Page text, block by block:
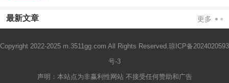
最新文章 更多
Copyright 2022-2025 m.3511gg.com All Rights Reserved. 琼ICP备2024020593
号-3
声明：本站点为非赢利性网站 不接受任何赞助和广告